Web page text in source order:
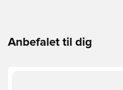
Anbefalet til dig